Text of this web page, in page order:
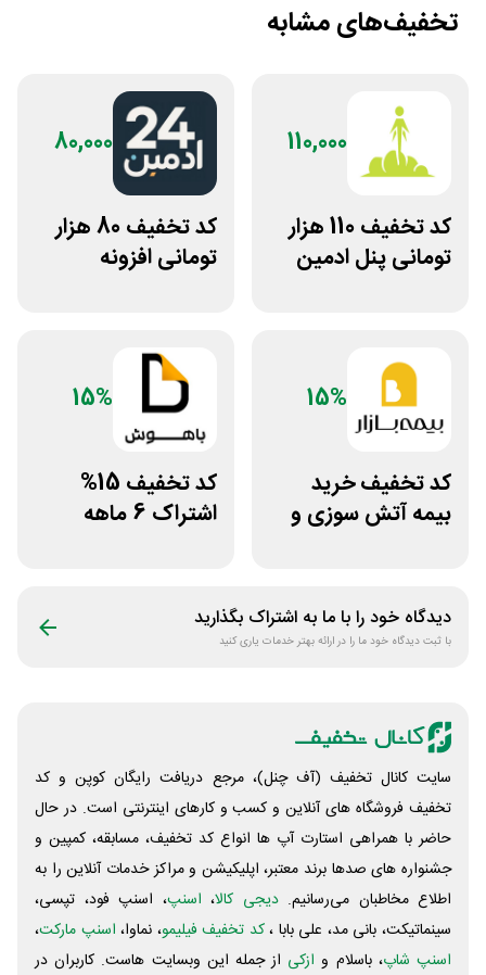
تخفیف‌های مشابه
110,000
کد تخفیف 110 هزار
تومانی پنل ادمین
80,000
کد تخفیف 80 هزار
تومانی افزونه
15%
کد تخفیف خرید
بیمه آتش سوزی و
15%
کد تخفیف 15%
اشتراک 6 ماهه
دیدگاه خود را با ما به اشتراک بگذارید
با ثبت دیدگاه خود ما را در ارائه بهتر خدمات یاری کنید
سایت کانال تخفیف (آف چنل)، مرجع دریافت رایگان کوپن و کد
تخفیف فروشگاه های آنلاین و کسب و‌ کارهای اینترنتی است. در حال
حاضر با همراهی استارت آپ ها انواع کد تخفیف، مسابقه، کمپین و
جشنواره های صدها برند معتبر، اپلیکیشن و مراکز خدمات آنلاین را به
اطلاع مخاطبان می‌رسانیم. دیجی کالا، اسنپ، اسنپ فود، تپسی،
سینماتیکت، بانی مد، علی‌ بابا ،کد تخفیف فیلیمو، نماوا، اسنپ مارکت،
اسنپ شاپ، باسلام و ازکی از جمله این وبسایت ‌هاست. کاربران در